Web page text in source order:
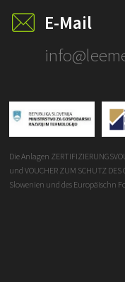
E-Mail
Die Anlagen
und VOUCHER ZUM SCHUTZ
Slowenien und des Europäischn